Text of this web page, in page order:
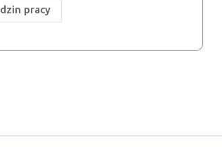
pracy